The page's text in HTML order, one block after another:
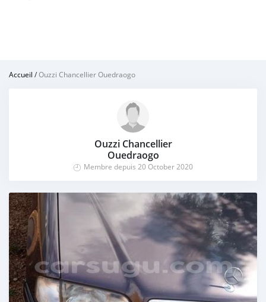
Accueil /Ouzzi Chancellier Ouedraogo
Ouzzi Chancellier
Ouedraogo
Membre depuis 20 October 2020